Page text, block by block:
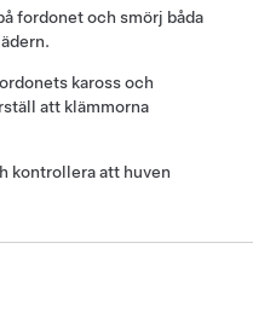
fordonet och smörj båda
kaross och
att klämmorna
kontrollera att huven